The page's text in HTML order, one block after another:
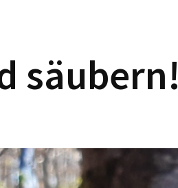
säubern!